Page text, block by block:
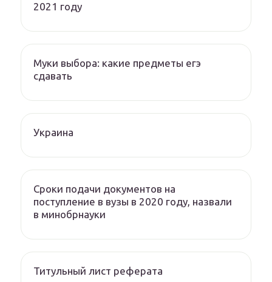
2021 году
Муки выбора: какие предметы егэ
сдавать
Украина
Сроки подачи документов на
поступление в вузы в 2020 году, назвали
в минобрнауки
Титульный лист реферата